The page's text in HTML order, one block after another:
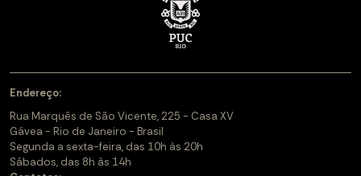
Endereço:
Rua Marquês de São Vicente, 225 - Casa XV
Gávea - Rio de Janeiro - Brasil
Segunda a sexta-feira, das 10h às 20h
Sábados, das 8h às 14h